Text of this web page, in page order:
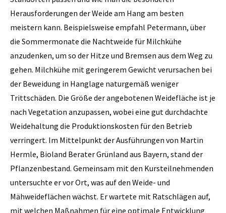
Herausforderungen der Weide am Hang am besten
meistern kann. Beispielsweise empfahl Petermann, über
die Sommermonate die Nachtweide für Milchkühe
anzudenken, um so der Hitze und Bremsen aus dem Weg zu
gehen. Milchkühe mit geringerem Gewicht verursachen bei
der Beweidung in Hanglage naturgemäß weniger
Trittschäden. Die Größe der angebotenen Weidefläche ist je
nach Vegetation anzupassen, wobei eine gut durchdachte
Weidehaltung die Produktionskosten für den Betrieb
verringert. Im Mittelpunkt der Ausführungen von Martin
Hermle, Bioland Berater Grünland aus Bayern, stand der
Pflanzenbestand. Gemeinsam mit den Kursteilnehmenden
untersuchte er vor Ort, was auf den Weide- und
Mähweideflächen wächst. Er wartete mit Ratschlägen auf,
mit welchen Maßnahmen für eine optimale Entwicklung